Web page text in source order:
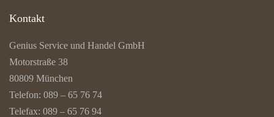
Kontakt
Genius Service und Handel GmbH
Motorstraße 38
80809 München
Telefon: 089 – 65 76 74
Telefax: 089 – 65 76 94